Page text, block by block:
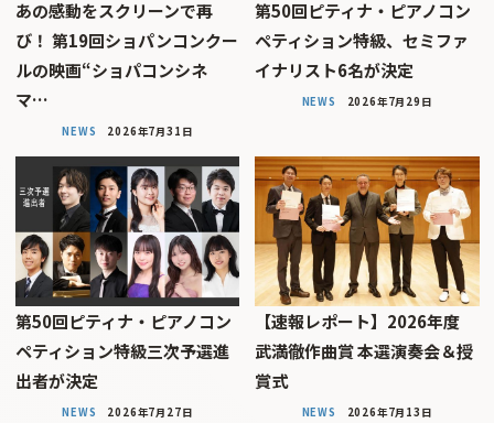
あの感動をスクリーンで再
び！ 第19回ショパンコンクー
ルの映画“ショパコンシネ
マ…
NEWS 2026年7月31日
第50回ピティナ・ピアノコン
ペティション特級、セミファ
イナリスト6名が決定
NEWS 2026年7月29日
第50回ピティナ・ピアノコン
ペティション特級三次予選進
出者が決定
NEWS 2026年7月27日
【速報レポート】2026年度
武満徹作曲賞 本選演奏会＆授
賞式
NEWS 2026年7月13日